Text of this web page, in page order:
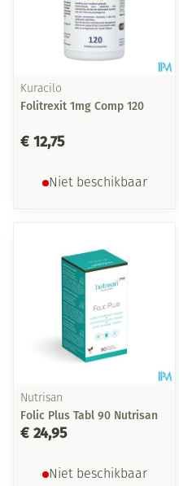
Kuracilo
Folitrexit 1mg Comp 120
€ 12,75
Niet beschikbaar
Nutrisan
Folic Plus Tabl 90 Nutrisan
€ 24,95
Niet beschikbaar